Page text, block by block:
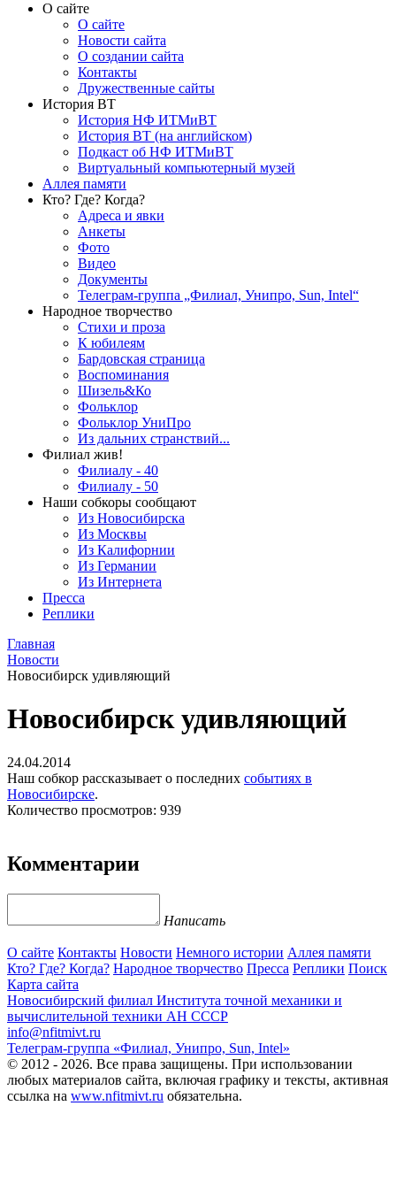
О сайте
О сайте
Новости сайта
О создании сайта
Контакты
Дружественные сайты
История ВТ
История НФ ИТМиВТ
История ВТ (на английском)
Подкаст об НФ ИТМиВТ
Виртуальный компьютерный музей
Аллея памяти
Кто? Где? Когда?
Адреса и явки
Анкеты
Фото
Видео
Документы
Телеграм-группа „Филиал, Унипро, Sun, Intel“
Народное творчество
Стихи и проза
К юбилеям
Бардовская страница
Воспоминания
Шизель&Ко
Фольклор
Фольклор УниПро
Из дальних странствий...
Филиал жив!
Филиалу - 40
Филиалу - 50
Наши собкоры сообщают
Из Новосибирска
Из Москвы
Из Калифорнии
Из Германии
Из Интернета
Пресса
Реплики
Главная
Новости
Новосибирск удивляющий
Новосибирск удивляющий
24.04.2014
Наш собкор рассказывает о последних событиях в
Новосибирске.
Количество просмотров: 939
Комментарии
Написать
О сайте Контакты Новости Немного истории Аллея памяти
Кто? Где? Когда? Народное творчество Пресса Реплики Поиск
Карта сайта
Новосибирский филиал Института точной механики и
вычислительной техники АН СССР
info@nfitmivt.ru
Телеграм-группа «Филиал, Унипро, Sun, Intel»
© 2012 - 2026. Все права защищены. При использовании
любых материалов сайта, включая графику и тексты, активная
ссылка на www.nfitmivt.ru обязательна.